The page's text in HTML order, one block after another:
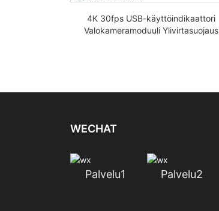
4K 30fps USB-käyttöindikaattori
Valokameramoduuli Ylivirtasuojaus
WECHAT
Palvelu1 Palvelu2